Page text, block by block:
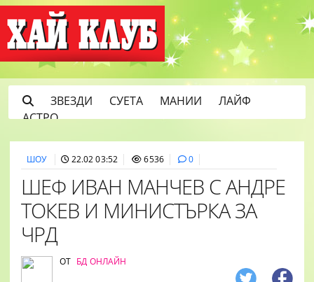
ЗВЕЗДИ СУЕТА МАНИИ
ЛАЙФ
АСТРО
ШОУ 22.02 03:52 6536 0
ШЕФ ИВАН МАНЧЕВ С АНДРЕ
ТОКЕВ И МИНИСТЪРКА ЗА
ЧРД
ОТ БД ОНЛАЙН